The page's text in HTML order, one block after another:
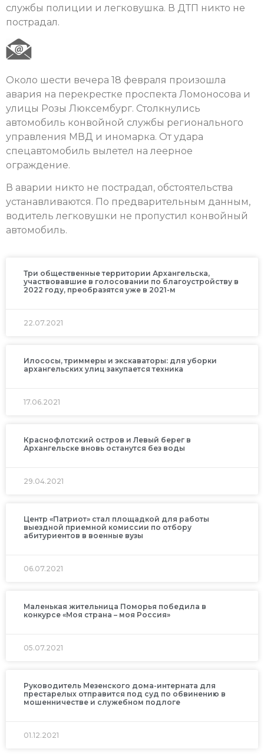
службы полиции и легковушка. В ДТП никто не
пострадал.
Около шести вечера 18 февраля произошла
авария на перекрестке проспекта Ломоносова и
улицы Розы Люксембург. Столкнулись
автомобиль конвойной службы регионального
управления МВД и иномарка. От удара
спецавтомобиль вылетел на леерное
ограждение.
В аварии никто не пострадал, обстоятельства
устанавливаются. По предварительным данным,
водитель легковушки не пропустил конвойный
автомобиль.
Три общественные территории Архангельска,
участвовавшие в голосовании по благоустройству в
2022 году, преобразятся уже в 2021-м
22.07.2021
Илососы, триммеры и экскаваторы: для уборки
архангельских улиц закупается техника
17.06.2021
Краснофлотский остров и Левый берег в
Архангельске вновь останутся без воды
29.04.2021
Центр «Патриот» стал площадкой для работы
выездной приемной комиссии по отбору
абитуриентов в военные вузы
06.07.2021
Маленькая жительница Поморья победила в
конкурсе «Моя страна – моя Россия»
05.07.2021
Руководитель Мезенского дома-интерната для
престарелых отправится под суд по обвинению в
мошенничестве и служебном подлоге
01.12.2021